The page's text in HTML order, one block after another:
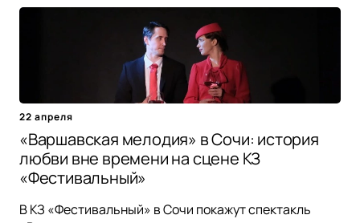
22 апреля
«Варшавская мелодия» в Сочи: история
любви вне времени на сцене КЗ
«Фестивальный»
В КЗ «Фестивальный» в Сочи покажут спектакль